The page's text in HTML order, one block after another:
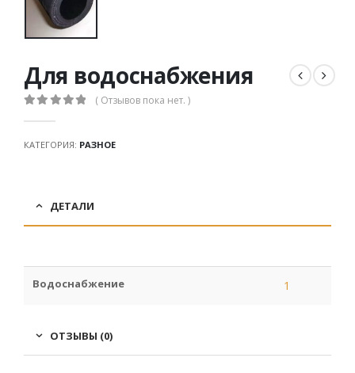
Для водоснабжения
( Отзывов пока нет. )
КАТЕГОРИЯ: РАЗНОЕ
ДЕТАЛИ
Водоснабжение 1
ОТЗЫВЫ (0)